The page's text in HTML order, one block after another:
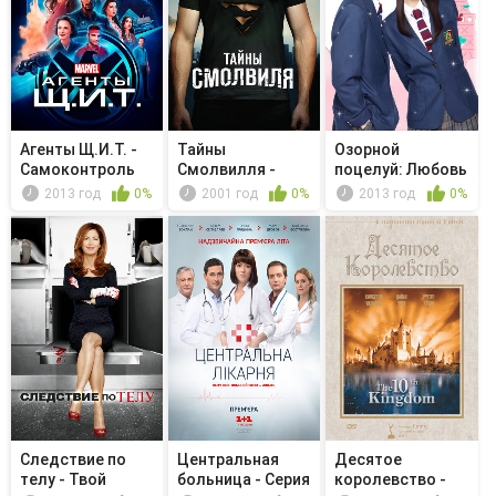
Агенты Щ.И.Т. -
Самоконтроль
2013 год 0%
Тайны
Смолвилля -
Одержимость
2001 год 0%
Озорной
поцелуй: Любовь
в Токио - Unm...
2013 год 0%
Следствие по
телу - Твой
Центральная
больница - Серия
Десятое
королевство -